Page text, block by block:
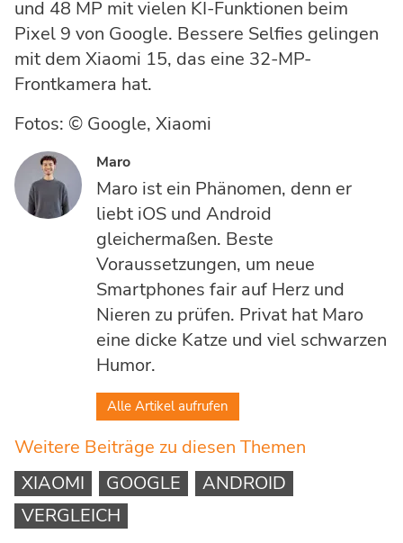
und 48 MP mit vielen KI-Funktionen beim
Pixel 9 von Google. Bessere Selfies gelingen
mit dem Xiaomi 15, das eine 32-MP-
Frontkamera hat.
Fotos: © Google, Xiaomi
Maro
Maro ist ein Phänomen, denn er
liebt iOS und Android
gleichermaßen. Beste
Voraussetzungen, um neue
Smartphones fair auf Herz und
Nieren zu prüfen. Privat hat Maro
eine dicke Katze und viel schwarzen
Humor.
Alle Artikel aufrufen
Weitere Beiträge zu diesen Themen
XIAOMI
GOOGLE
ANDROID
VERGLEICH